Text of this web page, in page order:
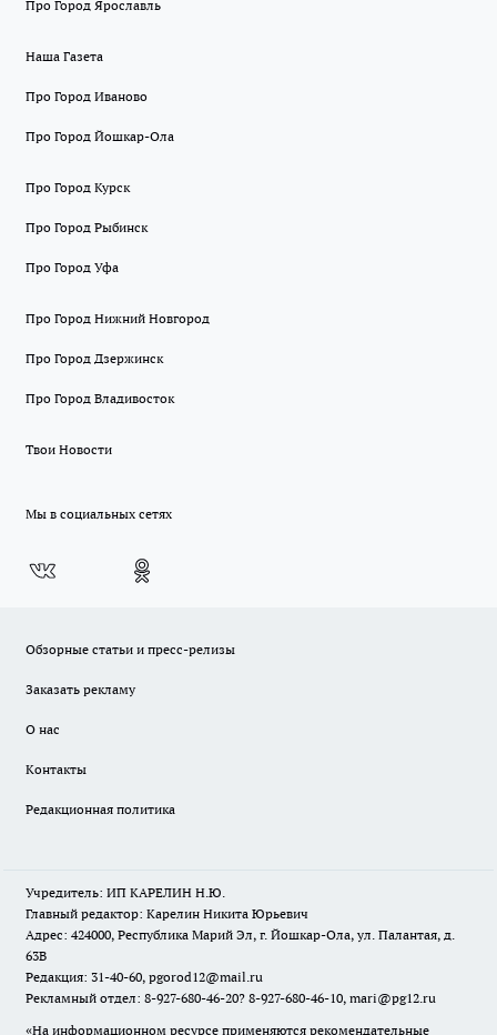
Про Город Ярославль
Наша Газета
Про Город Иваново
Про Город Йошкар-Ола
Про Город Курск
Про Город Рыбинск
Про Город Уфа
Про Город Нижний Новгород
Про Город Дзержинск
Про Город Владивосток
Твои Новости
Мы в социальных сетях
Обзорные статьи и пресс-релизы
Заказать рекламу
О нас
Контакты
Редакционная политика
Учредитель: ИП КАРЕЛИН Н.Ю.
Главный редактор: Карелин Никита Юрьевич
Адрес: 424000, Республика Марий Эл, г. Йошкар-Ола, ул. Палантая, д.
63В
Редакция: 31-40-60, pgorod12@mail.ru
Рекламный отдел: 8-927-680-46-20? 8-927-680-46-10, mari@pg12.ru
«На информационном ресурсе применяются рекомендательные